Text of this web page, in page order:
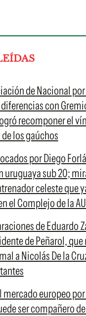
de Nacional
con
recomponer el
los gaúchos
por Diego
uruguaya sub 20;
celeste que
el Complejo de la
de Eduardo
de Peñarol,
a Nicolás De la
mercado europeo
ser compañero